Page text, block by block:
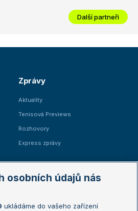
Další partneři
Zprávy
Aktuality
Tenisová Previews
Rozhovory
Express zprávy
Australian Open
osobních údajů nás
ukládáme do vašeho zařízení